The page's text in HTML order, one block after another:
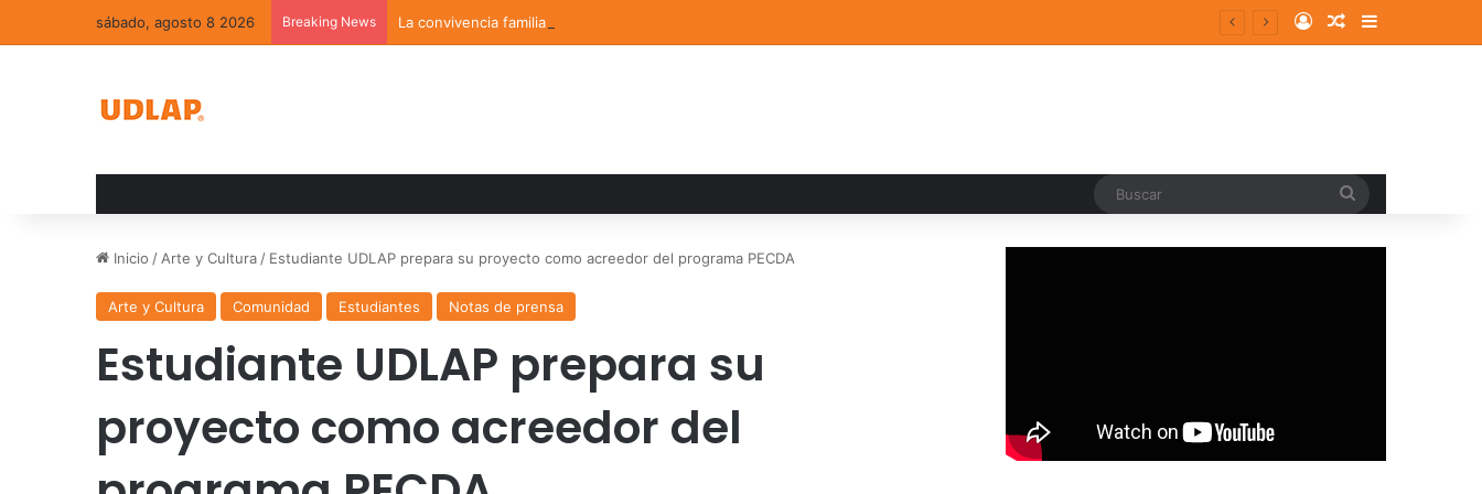
sábado, agosto 8 2026 Breaking News La convivencia familiar marca el cierre del Curso de Verano de Escuelas Aztecas Log InRandom Article
Sidebar
Inicio / Arte y Cultura / Estudiante UDLAP prepara su proyecto como acreedor del programa PECDA
Arte y Cultura Comunidad Estudiantes Notas de prensa
Estudiante UDLAP prepara su
proyecto como acreedor del